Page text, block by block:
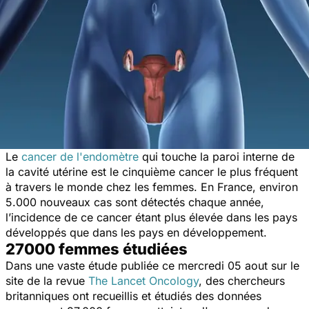
Le cancer de l'endomètre qui touche la paroi interne de
la cavité utérine est le cinquième cancer le plus fréquent
à travers le monde chez les femmes. En France, environ
5.000 nouveaux cas sont détectés chaque année,
l’incidence de ce cancer étant plus élevée dans les pays
développés que dans les pays en développement.
27000 femmes étudiées
Dans une vaste étude publiée ce mercredi 05 aout sur le
site de la revue The Lancet Oncology, des chercheurs
britanniques ont recueillis et étudiés des données